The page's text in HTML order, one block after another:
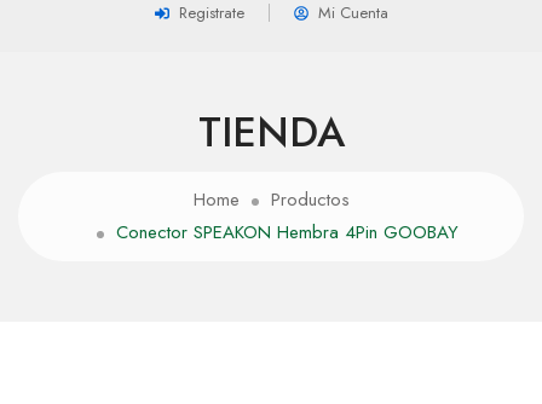
Registrate Mi Cuenta
TIENDA
Home
Productos
Conector SPEAKON Hembra 4Pin GOOBAY